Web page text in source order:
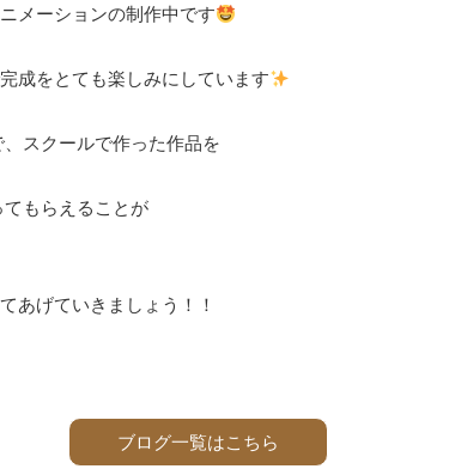
メーションの制作中です
成をとても楽しみにしています
スクールで作った作品を
てもらえることが
あげていきましょう！！
ブログ一覧はこちら